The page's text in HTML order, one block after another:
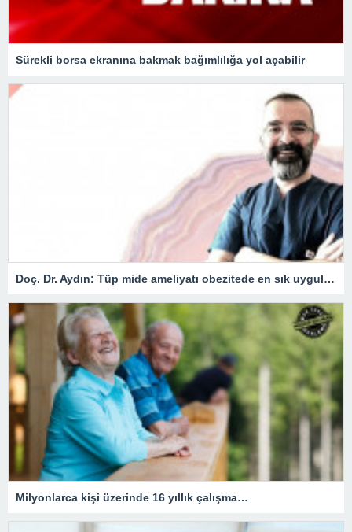
Sürekli borsa ekranına bakmak bağımlılığa yol açabilir
Doç. Dr. Aydın: Tüp mide ameliyatı obezitede en sık uygulanan yöntem
Milyonlarca kişi üzerinde 16 yıllık çalışma…